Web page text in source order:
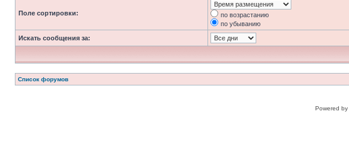
Поле сортировки:
по возрастанию
по убыванию
Искать сообщения за:
Список форумов
Powered by